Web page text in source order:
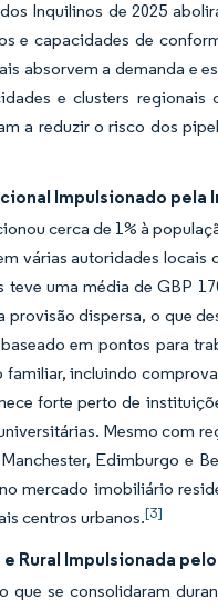
Inquilinos de 2025
e capacidades de
absorvem a demanda e
e clusters
a reduzir o risco dos
Impulsionado pela
cerca de 1% à
várias autoridades
uma média de GBP
provisão dispersa, o que
em pontos para
familiar, incluindo
forte perto de
Mesmo com
Edimburgo e
mercado imobiliário
centros urbanos.[3]
Rural Impulsionada
que se consolidaram